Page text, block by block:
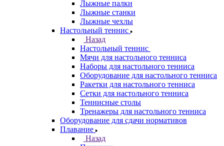
Лыжные палки
Лыжные станки
Лыжные чехлы
Настольный теннис
Назад
Настольный теннис
Мячи для настольного тенниса
Наборы для настольного тенниса
Оборудование для настольного тенниса
Ракетки для настольного тенниса
Сетки для настольного тенниса
Теннисные столы
Тренажеры для настольного тенниса
Оборудование для сдачи нормативов
Плавание
Назад